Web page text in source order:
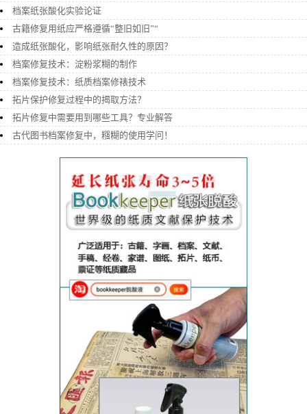
档案纸张酸化实验论证
古籍修复用纸应严格遵循“整旧如旧”“
造成纸张酸化，影响纸张耐久性的原因？
档案修复技术：淀粉浆糊的制作
档案修复技术：纸质档案修裱技术
拓片保护修复过程中的揭取方法？
拓片修复中需要用到哪些工具？专业解答
古代图书档案修复中，糨糊的使用学问！